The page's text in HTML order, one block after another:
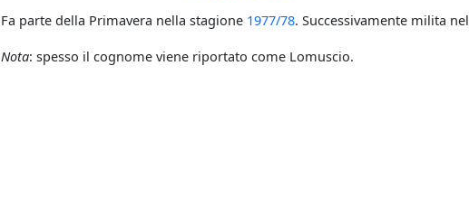
Fa parte della Primavera nella stagione 1977/78. Successivamente milita
Nota: spesso il cognome viene riportato come Lomuscio.